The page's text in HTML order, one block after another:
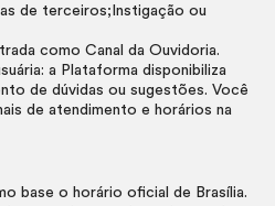
de terceiros;Instigação ou
como Canal da Ouvidoria.
a Plataforma disponibiliza
de dúvidas ou sugestões. Você
de atendimento e horários na
base o horário oficial de Brasília.